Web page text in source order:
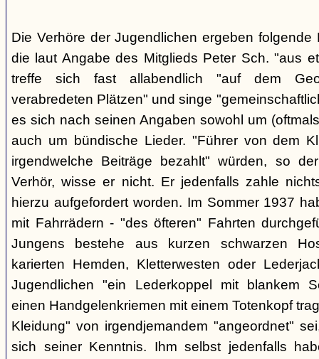
Die Verhöre der Jugendlichen ergeben folgende
die laut Angabe des Mitglieds Peter Sch. "aus
treffe sich fast allabendlich "auf dem
verabredeten Plätzen" und singe
es sich nach seinen Angaben sowohl um
auch um bündische Lieder. "Führer von dem
irgendwelche Beiträge bezahlt" würden, so
Verhör, wisse er nicht. Er jedenfalls zahle
hierzu aufgefordert worden. Im Sommer 1937
mit Fahrrädern - "des öfteren" Fahrten
Jungens bestehe aus kurzen schwarzen
karierten Hemden, Kletterwesten oder
Jugendlichen "ein Lederkoppel mit blankem
einen Handgelenkriemen mit einem Totenkopf
Kleidung" von irgendjemandem "angeordnet"
sich seiner Kenntnis. Ihm selbst jedenfalls